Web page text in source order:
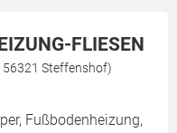
FLIESEN
56321 Steffenshof)
Fußbodenheizung,